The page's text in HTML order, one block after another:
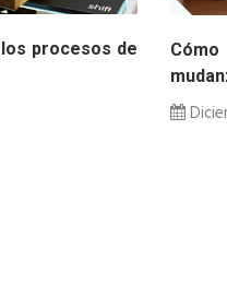
procesos de